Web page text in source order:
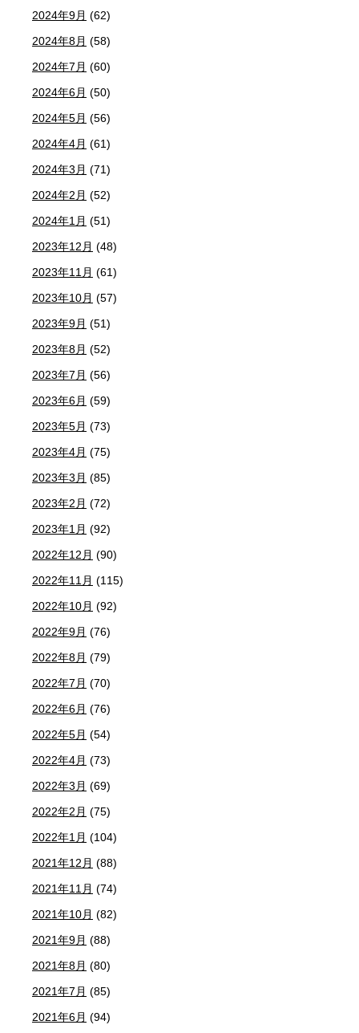
2024年9月 (62)
2024年8月 (58)
2024年7月 (60)
2024年6月 (50)
2024年5月 (56)
2024年4月 (61)
2024年3月 (71)
2024年2月 (52)
2024年1月 (51)
2023年12月 (48)
2023年11月 (61)
2023年10月 (57)
2023年9月 (51)
2023年8月 (52)
2023年7月 (56)
2023年6月 (59)
2023年5月 (73)
2023年4月 (75)
2023年3月 (85)
2023年2月 (72)
2023年1月 (92)
2022年12月 (90)
2022年11月 (115)
2022年10月 (92)
2022年9月 (76)
2022年8月 (79)
2022年7月 (70)
2022年6月 (76)
2022年5月 (54)
2022年4月 (73)
2022年3月 (69)
2022年2月 (75)
2022年1月 (104)
2021年12月 (88)
2021年11月 (74)
2021年10月 (82)
2021年9月 (88)
2021年8月 (80)
2021年7月 (85)
2021年6月 (94)